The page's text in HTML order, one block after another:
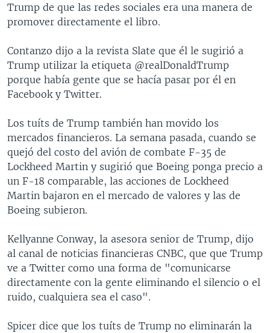
Trump de que las redes sociales era una manera de
promover directamente el libro.
Contanzo dijo a la revista Slate que él le sugirió a
Trump utilizar la etiqueta @realDonaldTrump
porque había gente que se hacía pasar por él en
Facebook y Twitter.
Los tuíts de Trump también han movido los
mercados financieros. La semana pasada, cuando se
quejó del costo del avión de combate F-35 de
Lockheed Martin y sugirió que Boeing ponga precio a
un F-18 comparable, las acciones de Lockheed
Martin bajaron en el mercado de valores y las de
Boeing subieron.
Kellyanne Conway, la asesora senior de Trump, dijo
al canal de noticias financieras CNBC, que que Trump
ve a Twitter como una forma de "comunicarse
directamente con la gente eliminando el silencio o el
ruido, cualquiera sea el caso".
Spicer dice que los tuíts de Trump no eliminarán la